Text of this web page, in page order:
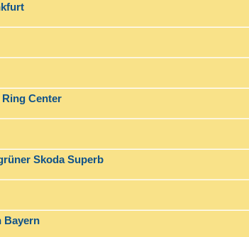
Center
Skoda Superb
Bayern